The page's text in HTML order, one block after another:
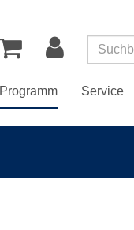
Programm Service